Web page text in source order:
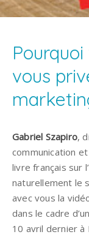
vous
Gabriel Szapiro,
communication et
livre français sur l’
naturellement le
avec vous la
dans le cadre
10 avril dernier à